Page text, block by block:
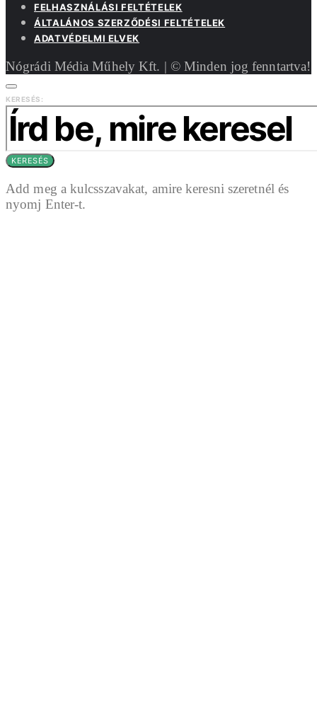
FELHASZNÁLÁSI FELTÉTELEK
ÁLTALÁNOS SZERZŐDÉSI FELTÉTELEK
ADATVÉDELMI ELVEK
Nógrádi Média Műhely Kft. | © Minden jog fenntartva!
KERESÉS:
KERESÉS
Add meg a kulcsszavakat, amire keresni szeretnél és
nyomj Enter-t.